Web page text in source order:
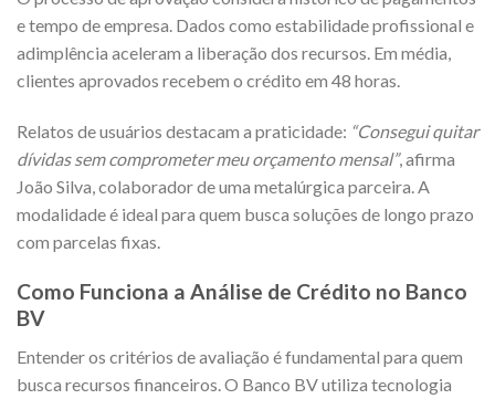
e tempo de empresa. Dados como estabilidade profissional e
adimplência aceleram a liberação dos recursos. Em média,
clientes aprovados recebem o crédito em 48 horas.
Relatos de usuários destacam a praticidade: “Consegui quitar
dívidas sem comprometer meu orçamento mensal”, afirma
João Silva, colaborador de uma metalúrgica parceira. A
modalidade é ideal para quem busca soluções de longo prazo
com parcelas fixas.
Como Funciona a Análise de Crédito no Banco
BV
Entender os critérios de avaliação é fundamental para quem
busca recursos financeiros. O Banco BV utiliza tecnologia